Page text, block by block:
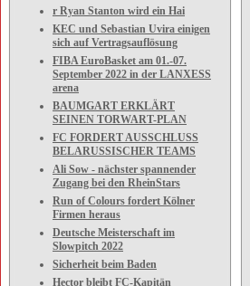
r Ryan Stanton wird ein Hai
KEC und Sebastian Uvira einigen
sich auf Vertragsauflösung
FIBA EuroBasket am 01.-07.
September 2022 in der LANXESS
arena
BAUMGART ERKLÄRT
SEINEN TORWART-PLAN
FC FORDERT AUSSCHLUSS
BELARUSSISCHER TEAMS
Ali Sow - nächster spannender
Zugang bei den RheinStars
Run of Colours fordert Kölner
Firmen heraus
Deutsche Meisterschaft im
Slowpitch 2022
Sicherheit beim Baden
Hector bleibt FC-Kapitän